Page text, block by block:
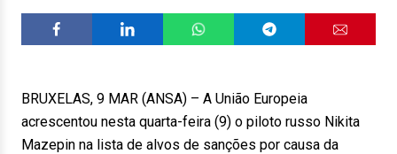
BRUXELAS, 9 MAR (ANSA) – A União Europeia
acrescentou nesta quarta-feira (9) o piloto russo Nikita
Mazepin na lista de alvos de sanções por causa da